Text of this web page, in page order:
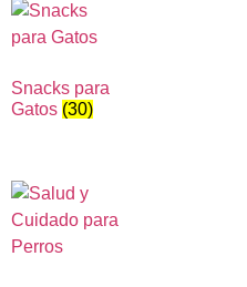
Snacks para
Gatos (30)